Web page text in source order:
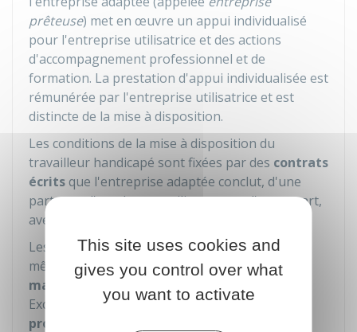
prêteuse) met en œuvre un appui individualisé
pour l'entreprise utilisatrice et des actions
d'accompagnement professionnel et de
formation. La prestation d'appui individualisée est
rémunérée par l'entreprise utilisatrice et est
distincte de la mise à disposition.
Les conditions de la mise à disposition du
travailleur handicapé sont fixées par des contrats
écritsque l'entreprise adaptée conclut, d'une
part, avec l'employeur utilisateur et, d'autre part,
avec le travailleur handicapé.
Les contrats de mise à disposition auprès d'un
même employeur sont conclus pour unedurée
maximale d'un an
, renouvelable une fois.
Exceptionnellement, cette durée peut être
prolongée
This site uses cookies and
gives you control over what
you want to activate